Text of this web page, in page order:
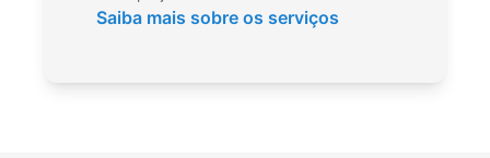
Saiba mais sobre os serviços